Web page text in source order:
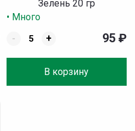
Зелень 20 гр
• Много
-
+
В корзину
95 ₽